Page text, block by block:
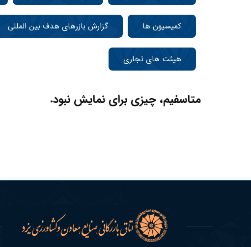
کمیسیون ها گزارش بازرهای هدف بین المللی
هیئت های تجاری
متاسفیم، چیزی برای نمایش نبود.